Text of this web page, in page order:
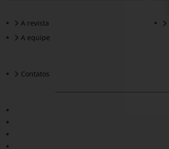
A revista
A equipe
Contatos